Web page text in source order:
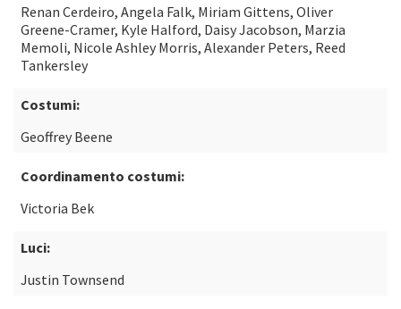
Renan Cerdeiro, Angela Falk, Miriam Gittens, Oliver
Greene-Cramer, Kyle Halford, Daisy Jacobson, Marzia
Memoli, Nicole Ashley Morris, Alexander Peters, Reed
Tankersley
Costumi:
Geoffrey Beene
Coordinamento costumi:
Victoria Bek
Luci:
Justin Townsend